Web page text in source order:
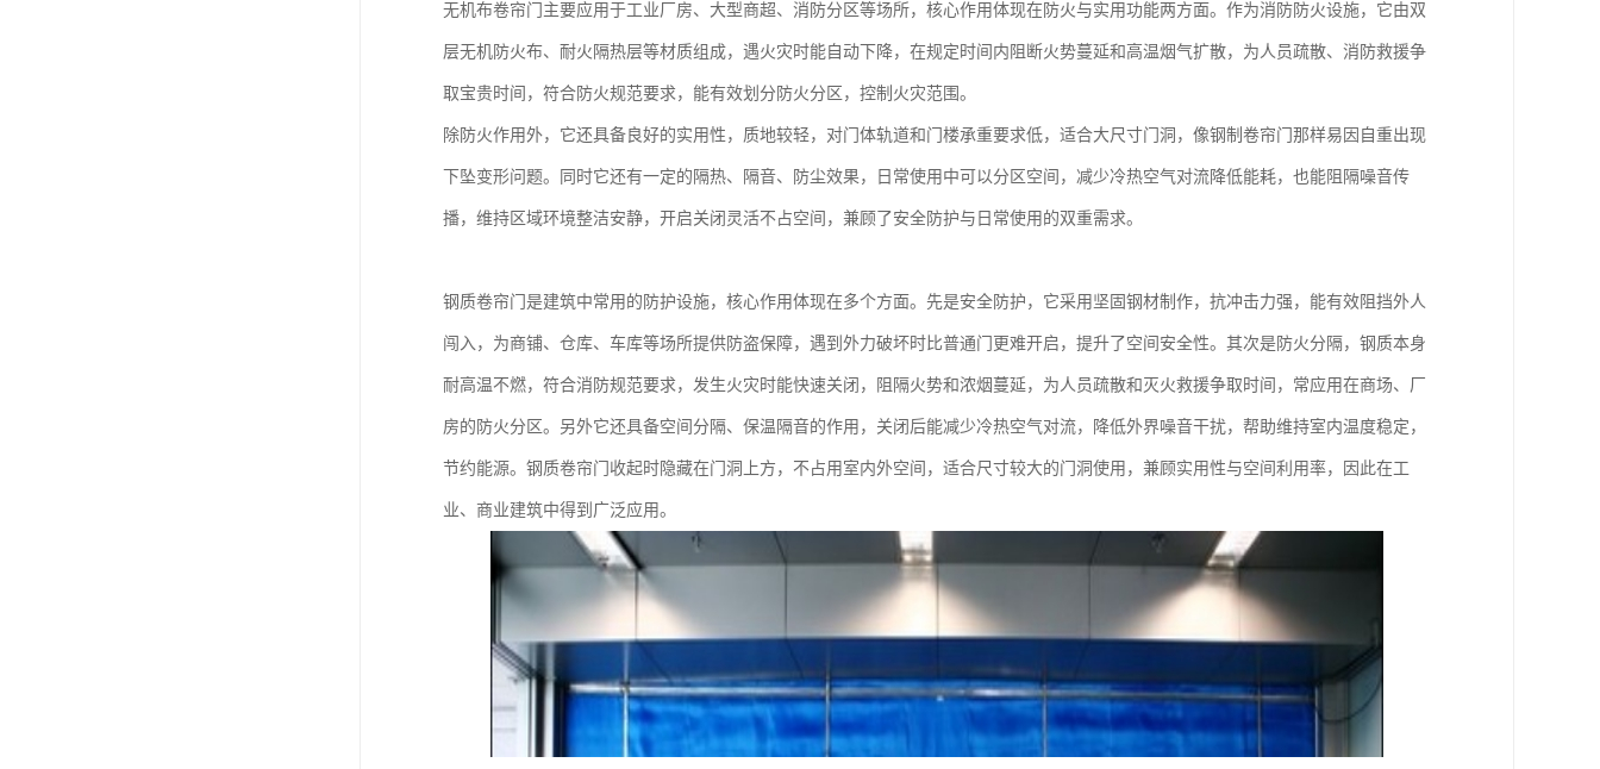
无机布卷帘门主要应用于工业厂房、大型商超、消防分区等场所，核心作用体现在防火与实用功能两方面。作为消防防火设施，它由双
层无机防火布、耐火隔热层等材质组成，遇火灾时能自动下降，在规定时间内阻断火势蔓延和高温烟气扩散，为人员疏散、消防救援争
取宝贵时间，符合防火规范要求，能有效划分防火分区，控制火灾范围。
除防火作用外，它还具备良好的实用性，质地较轻，对门体轨道和门楼承重要求低，适合大尺寸门洞，像钢制卷帘门那样易因自重出现
下坠变形问题。同时它还有一定的隔热、隔音、防尘效果，日常使用中可以分区空间，减少冷热空气对流降低能耗，也能阻隔噪音传
播，维持区域环境整洁安静，开启关闭灵活不占空间，兼顾了安全防护与日常使用的双重需求。
钢质卷帘门是建筑中常用的防护设施，核心作用体现在多个方面。先是安全防护，它采用坚固钢材制作，抗冲击力强，能有效阻挡外人
闯入，为商铺、仓库、车库等场所提供防盗保障，遇到外力破坏时比普通门更难开启，提升了空间安全性。其次是防火分隔，钢质本身
耐高温不燃，符合消防规范要求，发生火灾时能快速关闭，阻隔火势和浓烟蔓延，为人员疏散和灭火救援争取时间，常应用在商场、厂
房的防火分区。另外它还具备空间分隔、保温隔音的作用，关闭后能减少冷热空气对流，降低外界噪音干扰，帮助维持室内温度稳定，
节约能源。钢质卷帘门收起时隐藏在门洞上方，不占用室内外空间，适合尺寸较大的门洞使用，兼顾实用性与空间利用率，因此在工
业、商业建筑中得到广泛应用。